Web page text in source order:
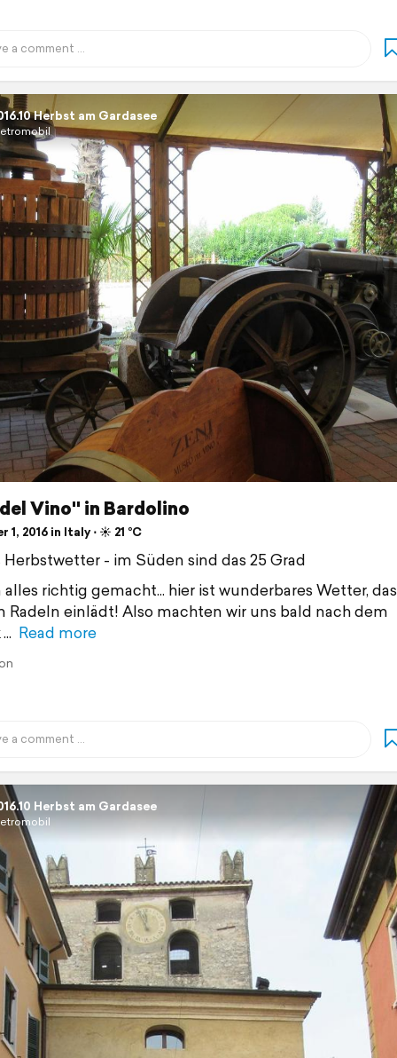
Herbst am Gardasee
Vino" in Bardolino
1, 2016 in Italy ⋅ ☀️ 21 °C
Herbstwetter - im Süden sind das 25 Grad
richtig gemacht... hier ist wunderbares Wetter, das
Radeln einlädt! Also machten wir uns bald nach dem
Read more
Herbst am Gardasee